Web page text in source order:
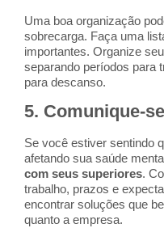
Uma boa organização
sobrecarga. Faça uma
importantes. Organize
separando períodos para
para descanso.
5. Comunique-
Se você estiver sentindo
afetando sua saúde
com seus superiores.
trabalho, prazos e
encontrar soluções que
quanto a empresa.